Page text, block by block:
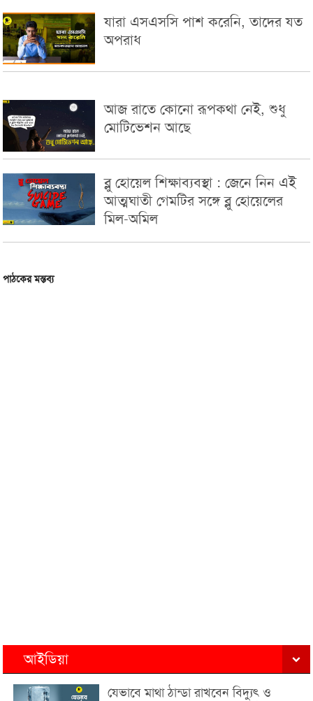
যারা এসএসসি পাশ করেনি, তাদের যত
অপরাধ
আজ রাতে কোনো রূপকথা নেই, শুধু
মোটিভেশন আছে
ব্লু হোয়েল শিক্ষাব্যবস্থা : জেনে নিন এই
আত্মঘাতী গেমটির সঙ্গে ব্লু হোয়েলের
মিল-অমিল
পাঠকের মন্তব্য
আইডিয়া
যেভাবে মাথা ঠান্ডা রাখবেন বিদ্যুৎ ও